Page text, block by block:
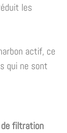
les
actif, ce
qui ne sont
filtration